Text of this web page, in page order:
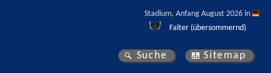
Stadium, Anfang August 2026 in
Falter (übersommernd)
Suche Sitemap